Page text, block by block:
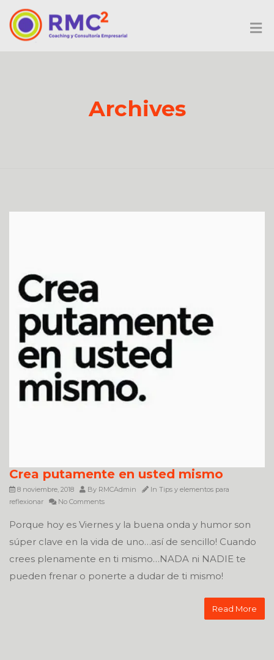
Archives
Crea putamente en usted mismo
8 noviembre, 2018 By RMCAdmin In Tips y elementos para
reflexionar
No Comments
Porque hoy es Viernes y la buena onda y humor son
súper clave en la vida de uno…así de sencillo! Cuando
crees plenamente en ti mismo…NADA ni NADIE te
pueden frenar o ponerte a dudar de ti mismo!
Read More